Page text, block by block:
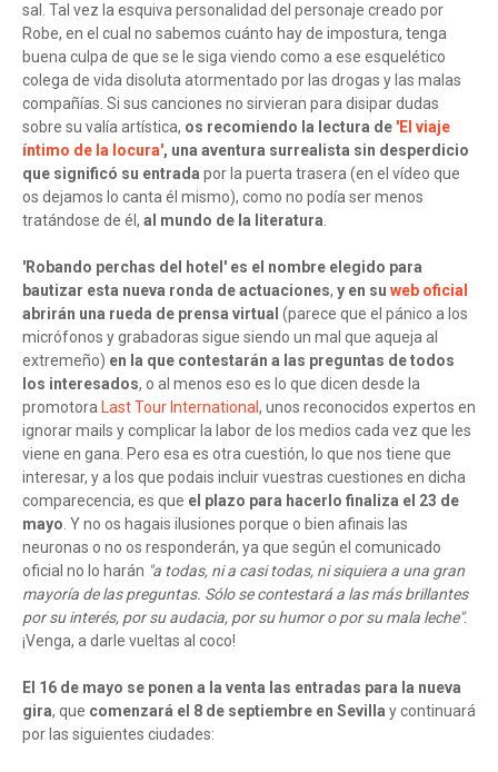
sal. Tal vez la esquiva personalidad del personaje creado por
Robe, en el cual no sabemos cuánto hay de impostura, tenga
buena culpa de que se le siga viendo como a ese esquelético
colega de vida disoluta atormentado por las drogas y las malas
compañías. Si sus canciones no sirvieran para disipar dudas
sobre su valía artística, os recomiendo la lectura de 'El viaje
íntimo de la locura', una aventura surrealista sin desperdicio
que significó su entrada por la puerta trasera (en el vídeo que
os dejamos lo canta él mismo), como no podía ser menos
tratándose de él, al mundo de la literatura.
'Robando perchas del hotel' es el nombre elegido para
bautizar esta nueva ronda de actuaciones, y en su web oficial
abrirán una rueda de prensa virtual (parece que el pánico a los
micrófonos y grabadoras sigue siendo un mal que aqueja al
extremeño) en la que contestarán a las preguntas de todos
los interesados, o al menos eso es lo que dicen desde la
promotora Last Tour International, unos reconocidos expertos en
ignorar mails y complicar la labor de los medios cada vez que les
viene en gana. Pero esa es otra cuestión, lo que nos tiene que
interesar, y a los que podais incluir vuestras cuestiones en dicha
comparecencia, es que el plazo para hacerlo finaliza el 23 de
mayo. Y no os hagais ilusiones porque o bien afinais las
neuronas o no os responderán, ya que según el comunicado
oficial no lo harán "a todas, ni a casi todas, ni siquiera a una gran
mayoría de las preguntas. Sólo se contestará a las más brillantes
por su interés, por su audacia, por su humor o por su mala leche".
¡Venga, a darle vueltas al coco!
El 16 de mayo se ponen a la venta las entradas para la nueva
gira, que comenzará el 8 de septiembre en Sevilla y continuará
por las siguientes ciudades: